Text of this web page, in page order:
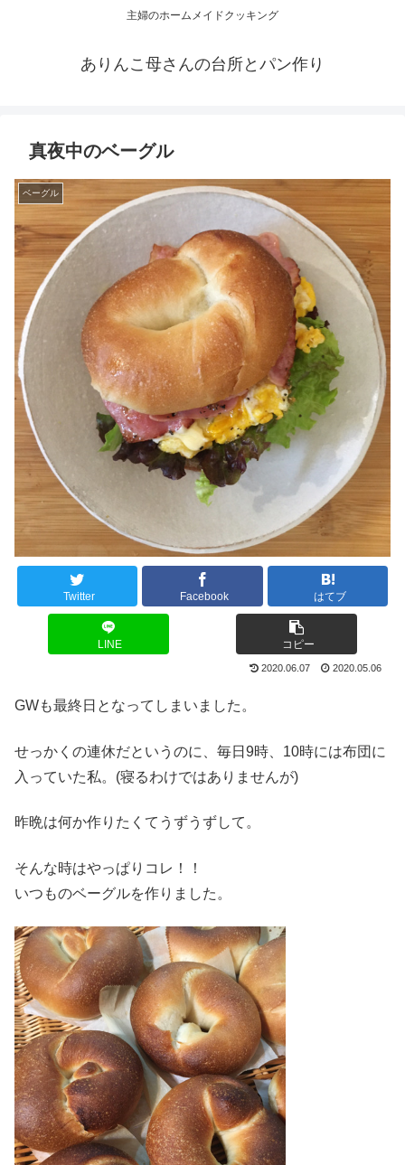
主婦のホームメイドクッキング
ありんこ母さんの台所とパン作り
真夜中のベーグル
ベーグル
Twitter Facebook はてブ
LINE コピー
2020.06.07 2020.05.06
GWも最終日となってしまいました。
せっかくの連休だというのに、毎日9時、10時には布団に
入っていた私。(寝るわけではありませんが)
昨晩は何か作りたくてうずうずして。
そんな時はやっぱりコレ！！
いつものベーグルを作りました。